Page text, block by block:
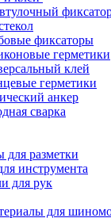
фиксаторы
герметики
клей
герметики
анкер
сварка
для разметки
инструмента
для рук